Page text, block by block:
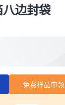
边封袋
免费样品申领